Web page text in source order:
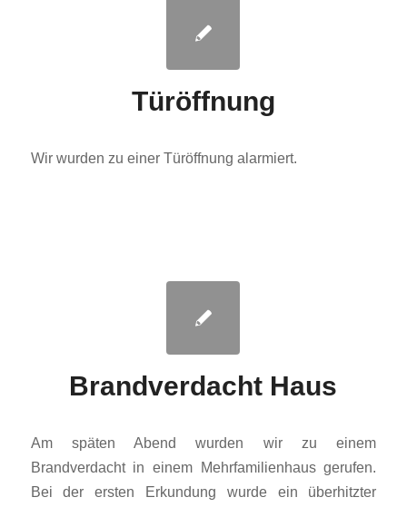
Türöffnung
Wir wurden zu einer Türöffnung alarmiert.
Brandverdacht Haus
Am späten Abend wurden wir zu einem
Brandverdacht in einem Mehrfamilienhaus gerufen.
Bei der ersten Erkundung wurde ein überhitzter